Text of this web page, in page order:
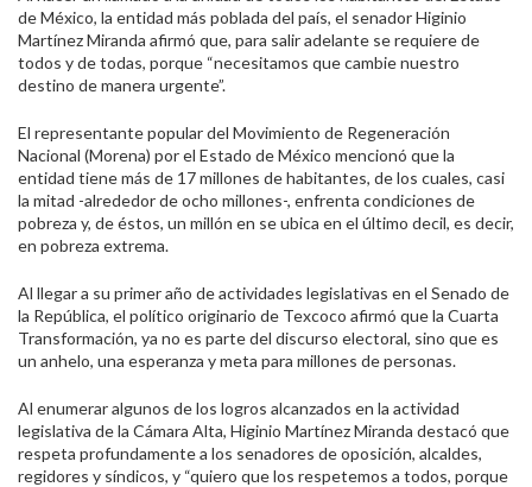
de México, la entidad más poblada del país, el senador Higinio
Martínez Miranda afirmó que, para salir adelante se requiere de
todos y de todas, porque “necesitamos que cambie nuestro
destino de manera urgente”.
El representante popular del Movimiento de Regeneración
Nacional (Morena) por el Estado de México mencionó que la
entidad tiene más de 17 millones de habitantes, de los cuales, casi
la mitad -alrededor de ocho millones-, enfrenta condiciones de
pobreza y, de éstos, un millón en se ubica en el último decil, es decir,
en pobreza extrema.
Al llegar a su primer año de actividades legislativas en el Senado de
la República, el político originario de Texcoco afirmó quela Cuarta
Transformación, ya no es parte del discurso electoral, sino que es
un anhelo, una esperanza y meta para millones de personas.
Al enumerar algunos de los logros alcanzados en la actividad
legislativa de la Cámara Alta, Higinio Martínez Miranda destacó que
respeta profundamente a los senadores de oposición, alcaldes,
regidores y síndicos, y “quiero que los respetemos a todos, porque